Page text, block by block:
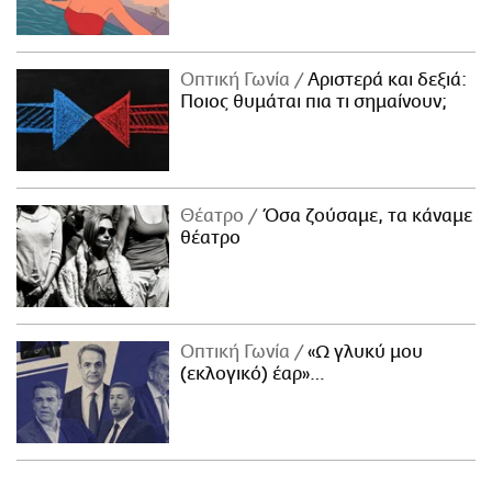
Οπτική Γωνία
Αριστερά και δεξιά:
Ποιος θυμάται πια τι σημαίνουν;
Θέατρο
Όσα ζούσαμε, τα κάναμε
θέατρο
Οπτική Γωνία
«Ω γλυκύ μου
(εκλογικό) έαρ»…